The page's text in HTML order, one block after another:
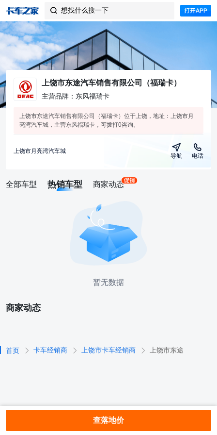
 想找什么搜一下
上饶市东途汽车销售有限公司（福瑞卡）
主营品牌：东风福瑞卡
上饶市东途汽车销售有限公司（福瑞卡）位于上饶，地址：上饶市月
亮湾汽车城，主营东风福瑞卡，可拨打0咨询。
上饶市月亮湾汽车城
导航 电话
全部车型 热销车型 商家动态
暂无数据
商家动态
首页 卡车经销商 上饶市卡车经销商 上饶市东途
查落地价